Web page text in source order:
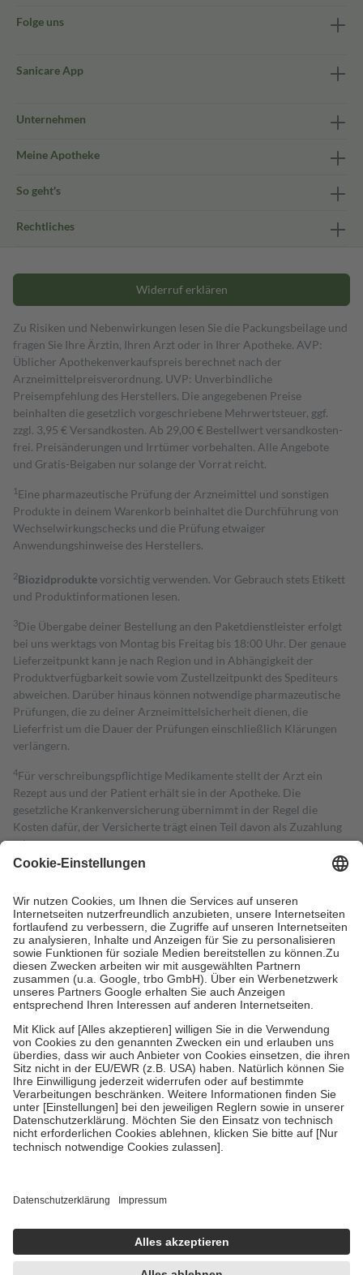
Folge uns
Sanicare App
Unternehmen
Meine Apotheke
So geht's
Rechtliches
Widerruf erklären
Zu Risiken und Nebenwirkungen lesen Sie die Packungsbeilage und
fragen Sie Ihre Ärztin, Ihren Arzt oder in Ihrer Apotheke. AVP:
Üblicher Apothekenverkaufspreis berechnet nach der
Arzneimittelpreisverordnung. UVP: Unverbindliche
Preisempfehlung des Herstellers. Die angegebenen Preise
beinhalten die gesetzlich vorgeschriebene Mehrwertsteuer, ggf.
zzgl. 3,95 € Versandkosten. Ab 29,00 € Bestell­wert versand­kosten­
frei. Preisänderungen und Irrtümer vorbehalten. Alle Angebote
und Gratis-Beigaben nur solange der Vorrat reicht.
1 Eine pharmazeutische Prüfung der Arzneimittel und sonstigen
Produkte in deinem Warenkorb beinhaltet die Durchführung von
Wechselwirkungschecks und die Prüfung etwaiger
Anwendungshinweise des Herstellers.
2Biozidproduktevorsichtig verwenden. Vor Gebrauch stets Etikett
und Produktinformationen lesen.
3Die Übergabe deiner Bestellung an den Paketdienstleister erfolgt
bei uns werktags von Montag bis Freitag bis 18:00 Uhr. Der genaue
Lieferzeitpunkt kann je nach Region und in Abhängigkeit der
Produktverfügbarkeit sowie vom Zustellzeitpunkt des Spediteurs
abweichen. Darüber hinaus können notwendige pharmazeutische
Prüfungen, die zu deiner Arzneimittelsicherheit dienen, die
Lieferfrist um die Dauer der Prüfungen einschließlich Klärungen
verlängern.
4Für verschreibungspflichtige Medikamente stellt der Arzt ein
Rezept aus und der Patient erhält sie in der Apotheke. Die
gesetzliche Krankenversicherung übernimmt in der Regel die
Kosten dafür, der Versicherte trägt einen Teil davon als Zuzahlung
mit.
Grundsätzlich leisten Mitglieder Zuzahlungen in Höhe von zehn
höchstens zehn Euro.
Es sind jedoch nie mehr als die tatsächlichen
Kosten der Leistung zu entrichten.
Diese Regeln gelten grundsätzlich auch für Online-Apotheken.
Bei Heilmitteln und häuslicher Krankenpflege beträgt die
Zuzahlung zehn Prozent der Kosten sowie zehn Euro je
Verordnung.
Um das Engagement der Versicherten für ihre eigene Gesundheit zu
stärken und die besondere Stellung der Familie zu unterstützen,
fallenkeine Zuzahlungenan bei:
• Kindern und Jugendlichen bis zum vollendeten 18. Lebensjahr
mit Ausnahme der Fahrkosten
• Untersuchungen zur Vorsorge und Früherkennung, die von der
GKV getragen werden
• empfohlenen Schutzimpfungen
• Harn- und Blutteststreifen
getroffen, um sicherzustellen, dass es sich um echte Bewertungen
https://help.etrusted.com/hc/de/articles/4419944605341
Einige Bilder und Inhalte wurden unter Zuhilfenahme künstlicher